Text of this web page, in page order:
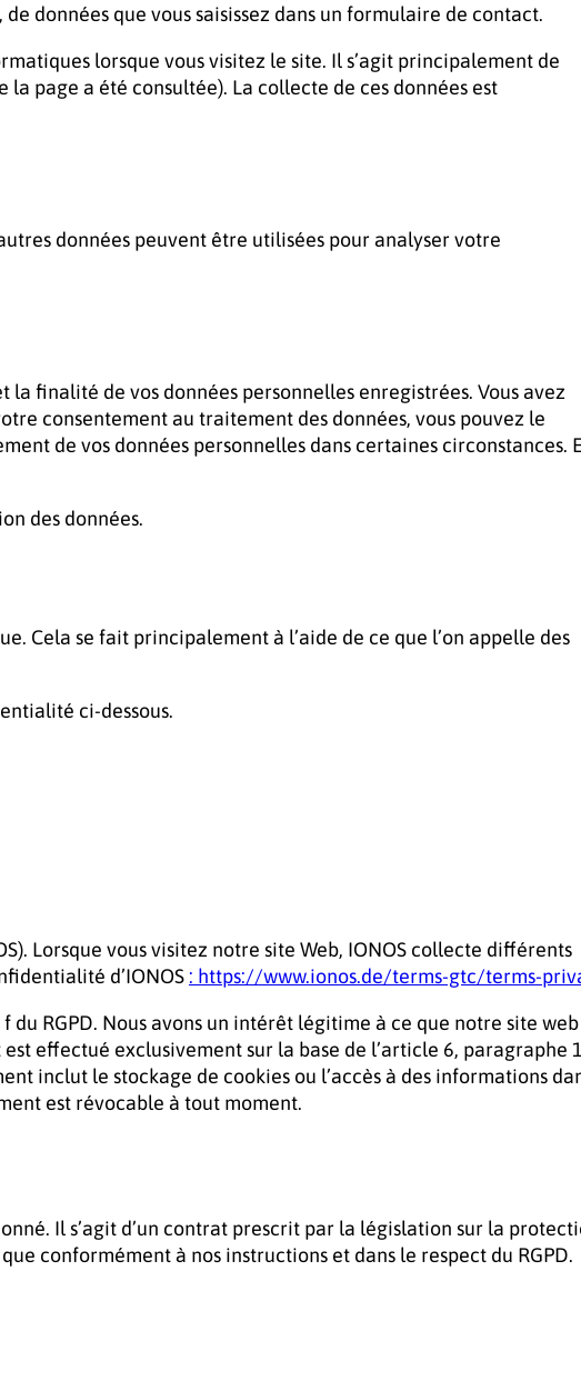
données que vous saisissez dans un formulaire de contact.
lorsque vous visitez le site. Il s’agit principalement de
page a été consultée). La collecte de ces données est
données peuvent être utilisées pour analyser votre
finalité de vos données personnelles enregistrées. Vous avez
consentement au traitement des données, vous pouvez le
de vos données personnelles dans certaines circonstances.
des données.
Cela se fait principalement à l’aide de ce que l’on appelle des
ci-dessous.
Lorsque vous visitez notre site Web, IONOS collecte différents
d’IONOS : https://www.ionos.de/terms-gtc/terms-
du RGPD. Nous avons un intérêt légitime à ce que notre site
effectué exclusivement sur la base de l’article 6, paragraphe
inclut le stockage de cookies ou l’accès à des informations
est révocable à tout moment.
Il s’agit d’un contrat prescrit par la législation sur la
conformément à nos instructions et dans le respect du RGPD.